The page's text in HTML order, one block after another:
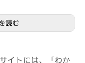
読む
イトには、「わか